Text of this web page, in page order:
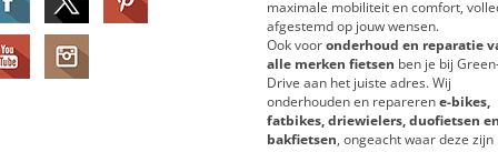
maximale mobiliteit en comfort,
afgestemd op jouw wensen.
Ook vooronderhoud en reparatie
alle merken fietsen ben je bij
Drive aan het juiste adres. Wij
onderhouden en reparerene-bikes,
fatbikes, driewielers, duofietsen
bakfietsen, ongeacht waar deze zijn